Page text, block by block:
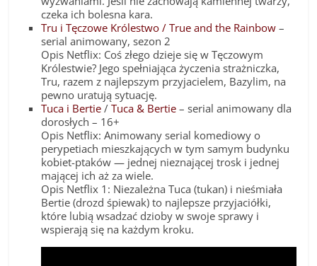
czeka ich bolesna kara.
Tru i Tęczowe Królestwo / True and the Rainbow –
serial animowany, sezon 2
Opis Netflix: Coś złego dzieje się w Tęczowym
Królestwie? Jego spełniająca życzenia strażniczka,
Tru, razem z najlepszym przyjacielem, Bazylim, na
pewno uratują sytuację.
Tuca i Bertie /Tuca & Bertie – serial animowany dla
dorosłych – 16+
Opis Netflix: Animowany serial komediowy o
perypetiach mieszkających w tym samym budynku
kobiet-ptaków — jednej nieznającej trosk i jednej
mającej ich aż za wiele.
Opis Netflix 1: Niezależna Tuca (tukan) i nieśmiała
Bertie (drozd śpiewak) to najlepsze przyjaciółki,
które lubią wsadzać dzioby w swoje sprawy i
wspierają się na każdym kroku.